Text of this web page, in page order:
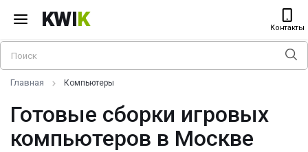
KWIK Контакты
Главная Компьютеры
Готовые сборки игровых
компьютеров в Москве